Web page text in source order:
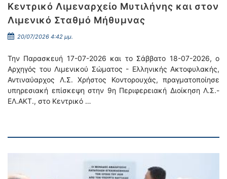
Κεντρικό Λιμεναρχείο Μυτιλήνης και στον
Λιμενικό Σταθμό Μήθυμνας
20/07/2026 4:42 μμ.
Την Παρασκευή 17-07-2026 και το Σάββατο 18-07-2026, ο
Αρχηγός του Λιμενικού Σώματος - Ελληνικής Ακτοφυλακής,
Αντιναύαρχος Λ.Σ. Χρήστος Κοντορουχάς, πραγματοποίησε
υπηρεσιακή επίσκεψη στην 9η Περιφερειακή Διοίκηση Λ.Σ.-
ΕΛ.ΑΚΤ., στο Κεντρικό …